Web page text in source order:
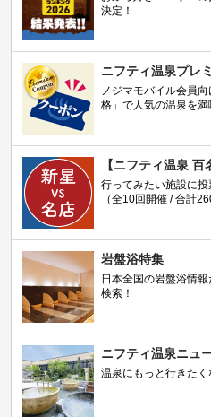
決定！
ニフティ温泉プレ
ノジマモバイル会員
格」で人気の温泉を満
【ニフティ温泉 百
行ってみたい施設に投
（全10回開催 / 合計
岩盤浴特集
日本全国の岩盤浴情
検索！
ニフティ温泉ニュ
温泉にもっと行きた